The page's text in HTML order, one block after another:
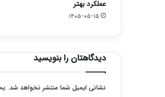
عملکرد بهتر
۱۴۰۵-۰۵-۱۵
دیدگاهتان را بنویسید
نشانی ایمیل شما منتشر نخواهد شد.